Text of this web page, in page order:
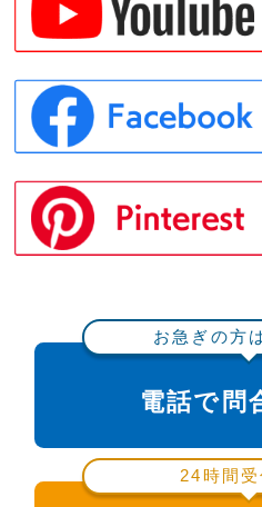
お急ぎの方
電話で
24時間受